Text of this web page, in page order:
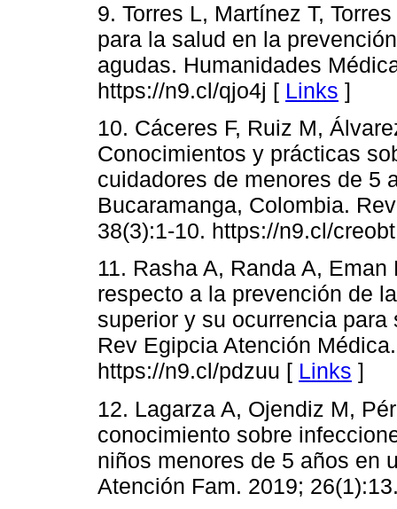
9. Torres L, Martínez T,
para la salud en la
agudas. Humanidades
https://n9.cl/qjo4j [ Links ]
10. Cáceres F, Ruiz M,
Conocimientos y prácticas
cuidadores de menores de 5
Bucaramanga, Colombia.
38(3):1-10. https://n9.cl/
11. Rasha A, Randa A,
respecto a la prevención de
superior y su ocurrencia
Rev Egipcia Atención
https://n9.cl/pdzuu [ Links ]
12. Lagarza A, Ojendiz M,
conocimiento sobre
niños menores de 5 años en
Atención Fam. 2019;